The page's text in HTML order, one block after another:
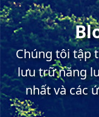
Chúng tôi tập
lưu trữ năng
nhất và các